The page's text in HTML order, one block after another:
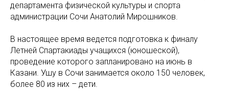
департамента физической культуры и спорта
администрации Сочи Анатолий Мирошников.
В настоящее время ведется подготовка к финалу
Летней Спартакиады учащихся (юношеской),
проведение которого запланировано на июнь в
Казани. Ушу в Сочи занимается около 150 человек,
более 80 из них – дети.